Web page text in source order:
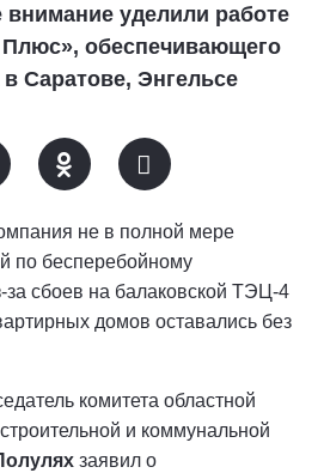
уделили работе
обеспечивающего
Саратове, Энгельсе
не в полной мере
по бесперебойному
сбоев на балаковской ТЭЦ-4
домов оставались без
комитета областной
и коммунальной
заявил о